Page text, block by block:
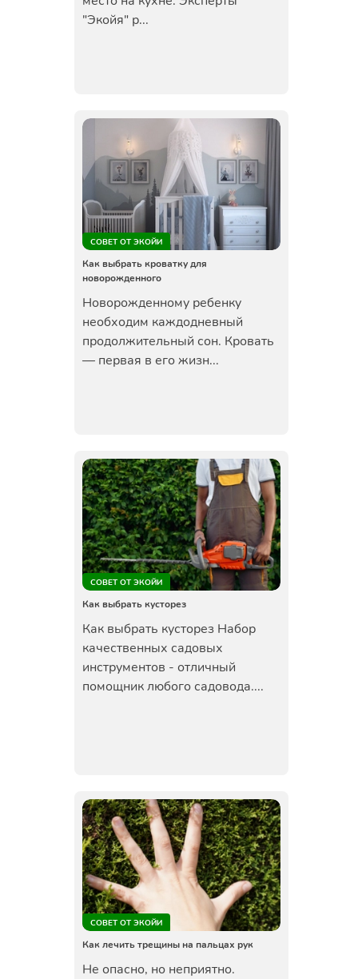
"Экойя" р...
СОВЕТ ОТ ЭКОЙИ
Как выбрать кроватку для
новорожденного
Новорожденному ребенку
необходим каждодневный
продолжительный сон. Кровать
— первая в его жизн...
СОВЕТ ОТ ЭКОЙИ
Как выбрать кусторез
Как выбрать кусторез Набор
качественных садовых
инструментов - отличный
помощник любого садовода....
СОВЕТ ОТ ЭКОЙИ
Как лечить трещины на пальцах рук
Не опасно, но неприятно.